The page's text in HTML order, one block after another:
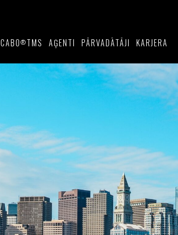
CABO®TMS AĢENTI PĀRVADĀTĀJI KARJERA